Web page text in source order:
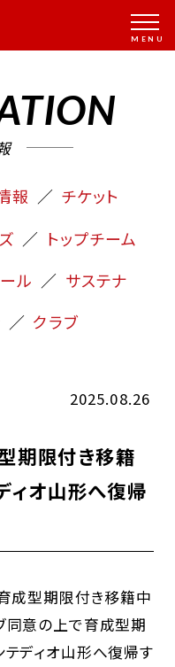
報
チケット
トップチーム
ル
サステナ
クラブ
2025.08.26
期限付き移籍
ィオ山形へ復帰
成型期限付き移籍中
同意の上で育成型期
ディオ山形へ復帰す